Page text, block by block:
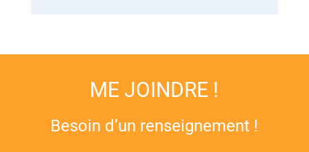
ME JOINDRE !
Besoin d’un renseignement !